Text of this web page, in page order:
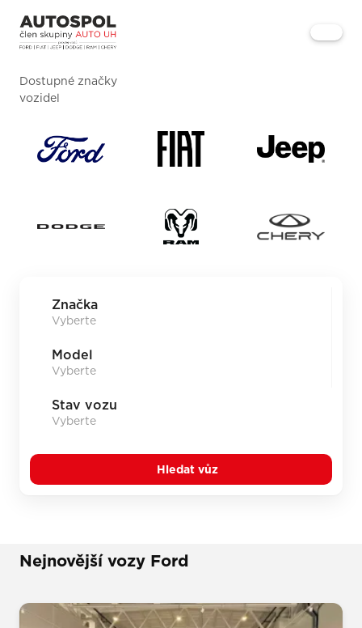
Dostupné značky
vozidel
Značka
Model
Stav vozu
Hledat vůz
Nejnovější vozy Ford